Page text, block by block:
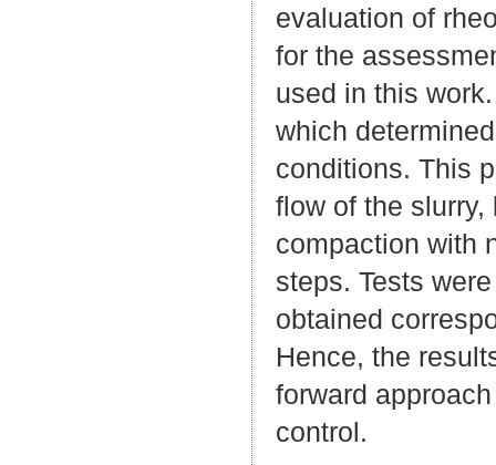
evaluation of
for the
used in this
which
conditions. This
flow of the
compaction with
steps. Tests
obtained
Hence, the
forward
control.